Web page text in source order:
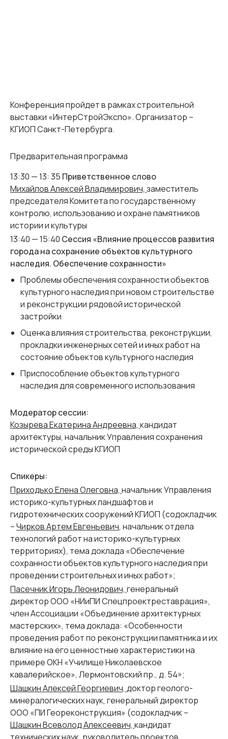
Конференция пройдет в рамках строительной
выставки «ИнтерСтройЭкспо». Организатор –
КГИОП Санкт-Петербурга.
Предварительная программа
13:30 — 13: 35 Приветственное слово
Михайлов Алексей Владимирович, заместитель
председателя Комитета по государственному
контролю, использованию и охране памятников
истории и культуры
13:40 — 15:40 Сессия «Влияние процессов развития
города на сохранение объектов культурного
наследия. Обеспечение сохранности»
Проблемы обеспечения сохранности объектов
культурного наследия при новом строительстве
и реконструкции рядовой исторической
застройки
Оценка влияния строительства, реконструкции,
прокладки инженерных сетей и иных работ на
состояние объектов культурного наследия
Приспособление объектов культурного
наследия для современного использования
Модератор сессии:
Козырева Екатерина Андреевна, кандидат
архитектуры, начальник Управления сохранения
исторической среды КГИОП
Спикеры:
Приходько Елена Олеговна, начальник Управления
историко-культурных ландшафтов и
гидротехнических сооружений КГИОП (содокладчик
–Чирков Артем Евгеньевич, начальник отдела
технологий работ на историко-культурных
территориях), тема доклада «Обеспечение
сохранности объектов культурного наследия при
проведении строительных и иных работ»;
Пасечник Игорь Леонидович, генеральный
директор ООО «НИиПИ Спецпроектреставрация»,
член Ассоциации «Объединение архитектурных
мастерских», тема доклада: «Особенности
проведения работ по реконструкции памятника и их
влияние на его ценностные характеристики на
примере ОКН «Училище Николаевское
кавалерийское», Лермонтовский пр., д. 54»;
Шашкин Алексей Георгиевич, доктор геолого-
минералогических наук, генеральный директор
ООО «ПИ Геореконструкция» (содокладчик –
Шашкин Всеволод Алексеевич, кандидат